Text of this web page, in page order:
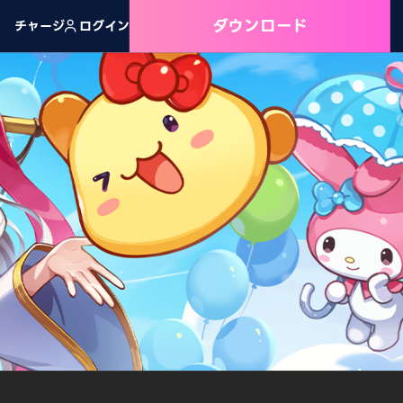
チャージ ログイン ダウンロード